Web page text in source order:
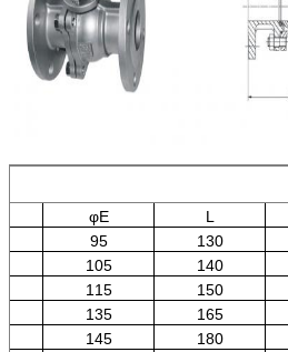
L
φE
130
95
140
105
150
115
165
135
180
145